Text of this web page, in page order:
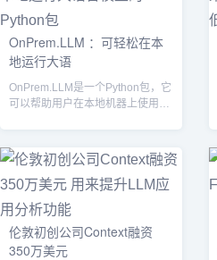
OnPrem.LLM ：可轻松在本
地运行大语
OnPrem.LLM是一个Python包，它
可以帮助用户在本地机器上使用非
伦敦初创公司Context融资
350万美元